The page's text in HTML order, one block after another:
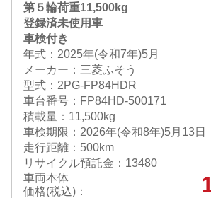
第５輪荷重11,500kg
登録済未使用車
車検付き
年式：2025年(令和7年)5月
メーカー：三菱ふそう
型式：2PG-FP84HDR
車台番号：FP84HD-500171
積載量：11,500kg
車検期限： 2026年(令和8年)5月13日
走行距離：500km
リサイクル預託金：13480
車両本体
価格(税込)：